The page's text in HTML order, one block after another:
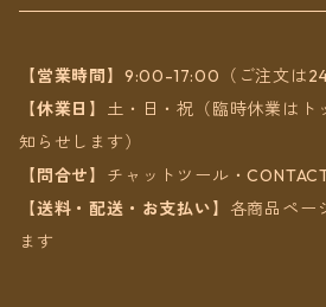
【営業時間】 9:00-17:00（ご注文は
【休業日】 土・日・祝（臨時休業はト
知らせします）
【問合せ】 チャットツール・
【送料・配送・お支払い】 各商品ペー
ます